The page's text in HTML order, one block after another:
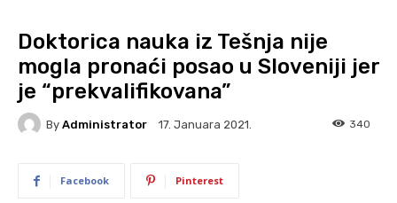
Doktorica nauka iz Tešnja nije
mogla pronaći posao u Sloveniji jer
je “prekvalifikovana”
By Administrator 17. Januara 2021. 340
Facebook Pinterest